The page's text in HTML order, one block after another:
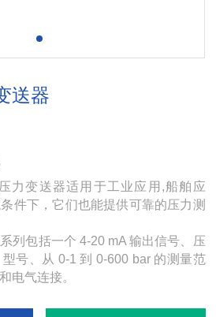
送器
力变送器适用于工业应用,船舶应
件下，它们也能提供可靠的压力测
列包括一个 4-20 mA 输出信号、压
号、从 0-1 到 0-600 bar 的测量范
电气连接。